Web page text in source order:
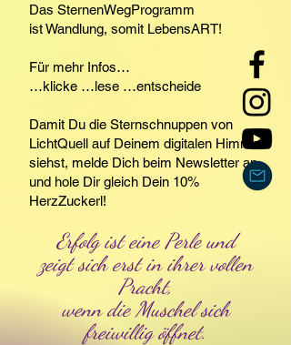
Das SternenWegProgramm
ist Wandlung, somit LebensART!
Für mehr Infos…
…klicke …lese …entscheide
Damit Du die Sternschnuppen von
LichtQuell auf Deinem digitalen Himmel
siehst, melde Dich beim Newsletter an
und hole Dir gleich Dein 10%
HerzZuckerl!
Erfolg ist eine Perle und
zeigt sich erst in ihrer vollen
Pracht,
wenn die Muschel sich
freiwillig öffnet.